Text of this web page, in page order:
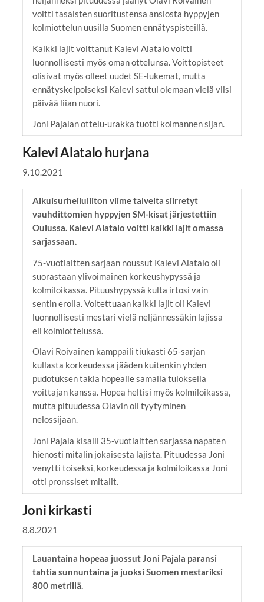
voitti tasaisten suoritustensa ansiosta hyppyjen
kolmiottelun uusilla Suomen ennätyspisteillä.
Kaikki lajit voittanut Kalevi Alatalo voitti
luonnollisesti myös oman ottelunsa. Voittopisteet
olisivat myös olleet uudet SE-lukemat, mutta
ennätyskelpoiseksi Kalevi sattui olemaan vielä viisi
päivää liian nuori.
Joni Pajalan ottelu-urakka tuotti kolmannen sijan.
Kalevi Alatalo hurjana
9.10.2021
Aikuisurheiluliiton viime talvelta siirretyt
vauhdittomien hyppyjen SM-kisat järjestettiin
Oulussa. Kalevi Alatalo voitti kaikki lajit omassa
sarjassaan.
75-vuotiaitten sarjaan noussut Kalevi Alatalo oli
suorastaan ylivoimainen korkeushypyssä ja
kolmiloikassa. Pituushypyssä kulta irtosi vain
sentin erolla. Voitettuaan kaikki lajit oli Kalevi
luonnollisesti mestari vielä neljännessäkin lajissa
eli kolmiottelussa.
Olavi Roivainen kamppaili tiukasti 65-sarjan
kullasta korkeudessa jääden kuitenkin yhden
pudotuksen takia hopealle samalla tuloksella
voittajan kanssa. Hopea heltisi myös kolmiloikassa,
mutta pituudessa Olavin oli tyytyminen
nelossijaan.
Joni Pajala kisaili 35-vuotiaitten sarjassa napaten
hienosti mitalin jokaisesta lajista. Pituudessa Joni
venytti toiseksi, korkeudessa ja kolmiloikassa Joni
otti pronssiset mitalit.
Joni kirkasti
8.8.2021
Lauantaina hopeaa juossut Joni Pajala paransi
tahtia sunnuntaina ja juoksi Suomen mestariksi
800 metrillä.